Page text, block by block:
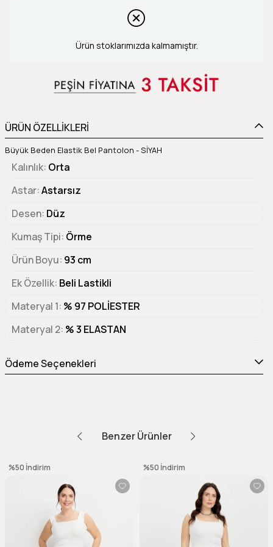
Ürün stoklarımızda kalmamıştır.
ÜRÜN ÖZELLİKLERİ
Büyük Beden Elastik Bel Pantolon - SİYAH
Kalınlık Orta
Astar Astarsız
Desen Düz
Kumaş Tipi Örme
Ürün Boyu 93 cm
Ek Özellik Beli Lastikli
Materyal 1 % 97 POLİESTER
Materyal 2 % 3 ELASTAN
Ödeme Seçenekleri
Benzer Ürünler
%50 İndirim %50 İndirim